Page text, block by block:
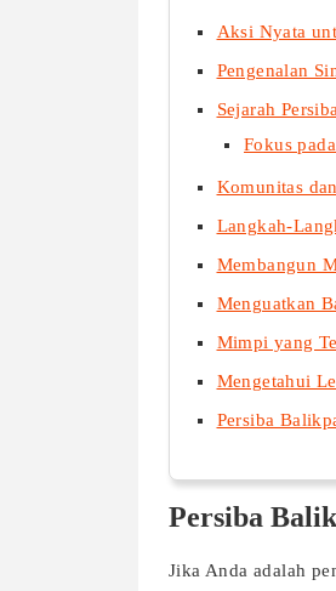
Aksi Nyata
Pengenalan
Sejarah
Fokus
Komunitas
Langkah-
Membangun
Menguatkan
Mimpi yang
Mengetahui
Persiba
Persiba
Jika Anda adalah